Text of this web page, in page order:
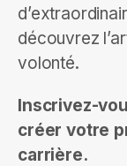
découvrez
volonté.
Inscrivez-
créer votre
carrière.